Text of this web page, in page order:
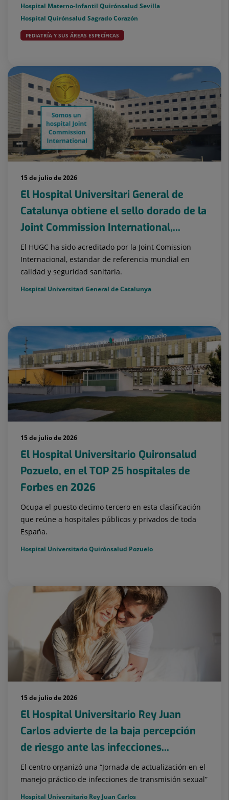
Hospital Materno-Infantil Quirónsalud Sevilla
Hospital Quirónsalud Sagrado Corazón
PEDIATRÍA Y SUS ÁREAS ESPECÍFICAS
15 de julio de 2026
El Hospital Universitari General de
Catalunya obtiene el sello dorado de la
Joint Commission International,...
El HUGC ha sido acreditado por la Joint Comission
Internacional, estandar de referencia mundial en
calidad y seguridad sanitaria.
Hospital Universitari General de Catalunya
15 de julio de 2026
El Hospital Universitario Quironsalud
Pozuelo, en el TOP 25 hospitales de
Forbes en 2026
Ocupa el puesto decimo tercero en esta clasificación
que reúne a hospitales públicos y privados de toda
España.
Hospital Universitario Quirónsalud Pozuelo
15 de julio de 2026
El Hospital Universitario Rey Juan
Carlos advierte de la baja percepción
de riesgo ante las infecciones...
El centro organizó una “Jornada de actualización en el
manejo práctico de infecciones de transmisión sexual”
Hospital Universitario Rey Juan Carlos